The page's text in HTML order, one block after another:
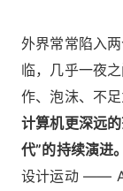
外界常常陷入
临，几乎一夜
作、泡沫、不
计算机更深远
代”的持续演进。
设计运动 ——